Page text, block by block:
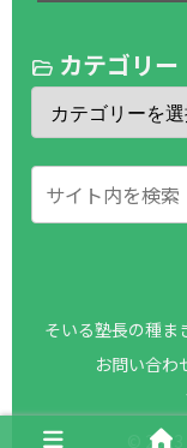
カテゴリー
そいる塾長の種ま
お問い合わ
©